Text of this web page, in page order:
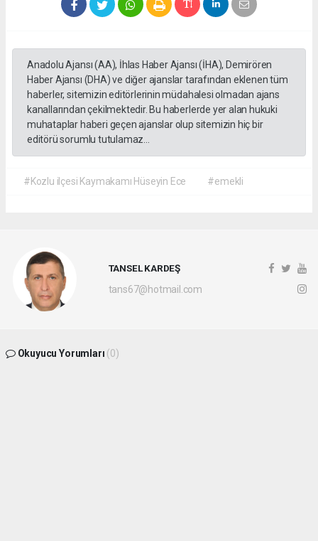
Anadolu Ajansı (AA), İhlas Haber Ajansı (İHA), Demirören
Haber Ajansı (DHA) ve diğer ajanslar tarafından eklenen tüm
haberler, sitemizin editörlerinin müdahalesi olmadan ajans
kanallarından çekilmektedir. Bu haberlerde yer alan hukuki
muhataplar haberi geçen ajanslar olup sitemizin hiç bir
editörü sorumlu tutulamaz...
#Kozlu ilçesi Kaymakamı Hüseyin Ece #emekli
TANSEL KARDEŞ
tans67@hotmail.com
Okuyucu Yorumları (0)